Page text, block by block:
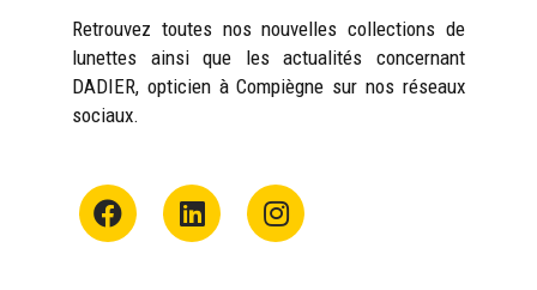
Retrouvez toutes nos nouvelles collections de
lunettes ainsi que les actualités concernant
DADIER, opticien à Compiègne sur nos réseaux
sociaux.